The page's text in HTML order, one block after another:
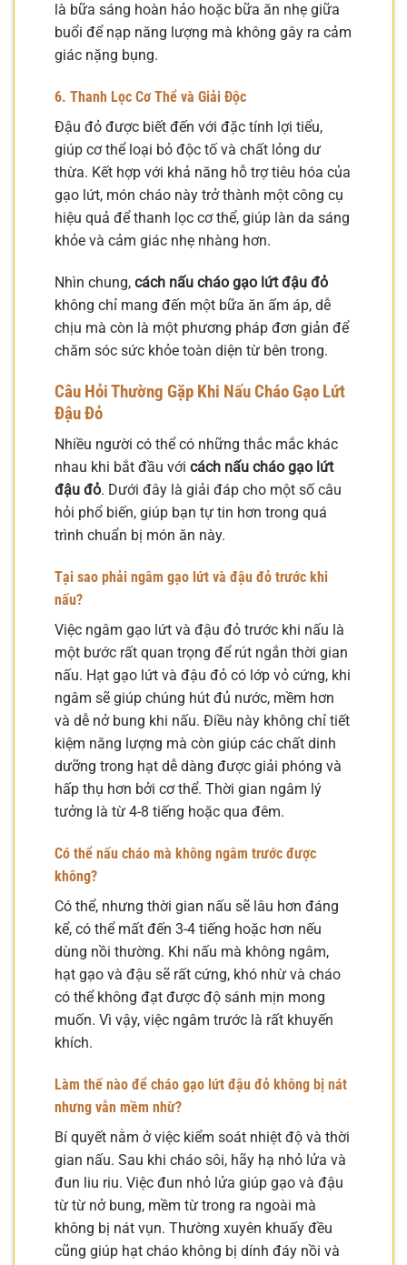
là bữa sáng hoàn hảo hoặc bữa ăn nhẹ giữa
buổi để nạp năng lượng mà không gây ra cảm
giác nặng bụng.
6. Thanh Lọc Cơ Thể và Giải Độc
Đậu đỏ được biết đến với đặc tính lợi tiểu,
giúp cơ thể loại bỏ độc tố và chất lỏng dư
thừa. Kết hợp với khả năng hỗ trợ tiêu hóa của
gạo lứt, món cháo này trở thành một công cụ
hiệu quả để thanh lọc cơ thể, giúp làn da sáng
khỏe và cảm giác nhẹ nhàng hơn.
Nhìn chung, cách nấu cháo gạo lứt đậu đỏ
không chỉ mang đến một bữa ăn ấm áp, dễ
chịu mà còn là một phương pháp đơn giản để
chăm sóc sức khỏe toàn diện từ bên trong.
Câu Hỏi Thường Gặp Khi Nấu Cháo Gạo Lứt
Đậu Đỏ
Nhiều người có thể có những thắc mắc khác
nhau khi bắt đầu với cách nấu cháo gạo lứt
đậu đỏ. Dưới đây là giải đáp cho một số câu
hỏi phổ biến, giúp bạn tự tin hơn trong quá
trình chuẩn bị món ăn này.
Tại sao phải ngâm gạo lứt và đậu đỏ trước khi
nấu?
Việc ngâm gạo lứt và đậu đỏ trước khi nấu là
một bước rất quan trọng để rút ngắn thời gian
nấu. Hạt gạo lứt và đậu đỏ có lớp vỏ cứng, khi
ngâm sẽ giúp chúng hút đủ nước, mềm hơn
và dễ nở bung khi nấu. Điều này không chỉ tiết
kiệm năng lượng mà còn giúp các chất dinh
dưỡng trong hạt dễ dàng được giải phóng và
hấp thụ hơn bởi cơ thể. Thời gian ngâm lý
tưởng là từ 4-8 tiếng hoặc qua đêm.
Có thể nấu cháo mà không ngâm trước được
không?
Có thể, nhưng thời gian nấu sẽ lâu hơn đáng
kể, có thể mất đến 3-4 tiếng hoặc hơn nếu
dùng nồi thường. Khi nấu mà không ngâm,
hạt gạo và đậu sẽ rất cứng, khó nhừ và cháo
có thể không đạt được độ sánh mịn mong
muốn. Vì vậy, việc ngâm trước là rất khuyến
khích.
Làm thế nào để cháo gạo lứt đậu đỏ không bị nát
nhưng vẫn mềm nhừ?
Bí quyết nằm ở việc kiểm soát nhiệt độ và thời
gian nấu. Sau khi cháo sôi, hãy hạ nhỏ lửa và
đun liu riu. Việc đun nhỏ lửa giúp gạo và đậu
từ từ nở bung, mềm từ trong ra ngoài mà
không bị nát vụn. Thường xuyên khuấy đều
cũng giúp hạt cháo không bị dính đáy nồi và